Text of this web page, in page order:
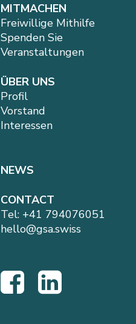
MITMACHEN
Freiwillige Mithilfe
Spenden Sie
Veranstaltungen
ÜBER UNS
Profil
Vorstand
Interessen
NEWS
CONTACT
Tel: +41 794076051
hello@gsa.swiss